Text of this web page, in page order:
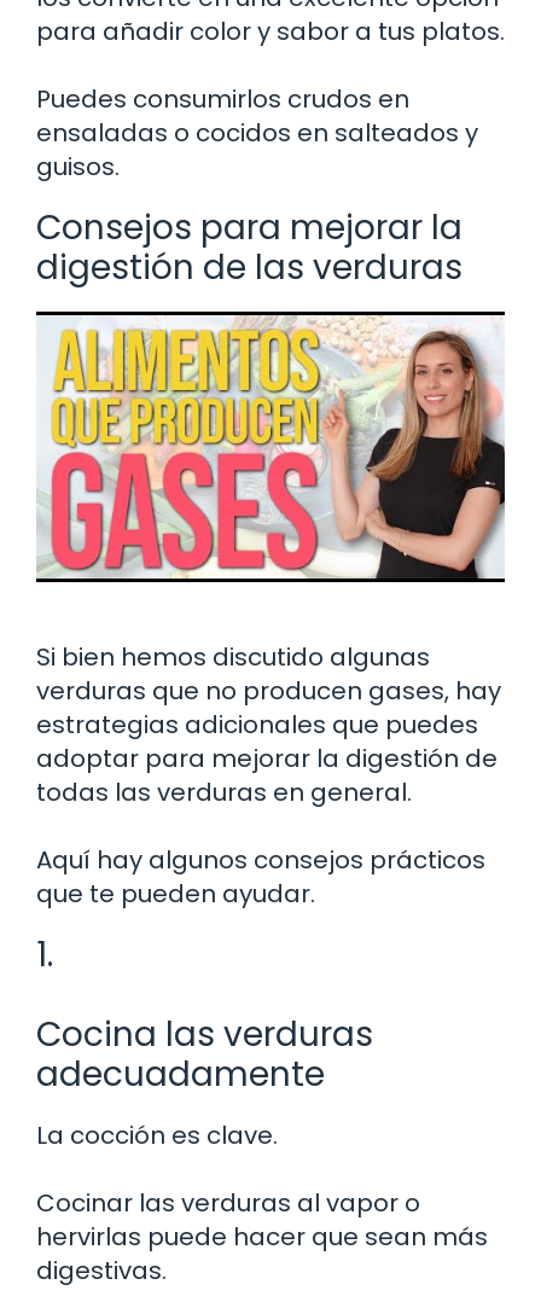
para añadir color y sabor a tus platos.
Puedes consumirlos crudos en
ensaladas o cocidos en salteados y
guisos.
Consejos para mejorar la
digestión de las verduras
Si bien hemos discutido algunas
verduras que no producen gases, hay
estrategias adicionales que puedes
adoptar para mejorar la digestión de
todas las verduras en general.
Aquí hay algunos consejos prácticos
que te pueden ayudar.
1.
Cocina las verduras
adecuadamente
La cocción es clave.
Cocinar las verduras al vapor o
hervirlas puede hacer que sean más
digestivas.